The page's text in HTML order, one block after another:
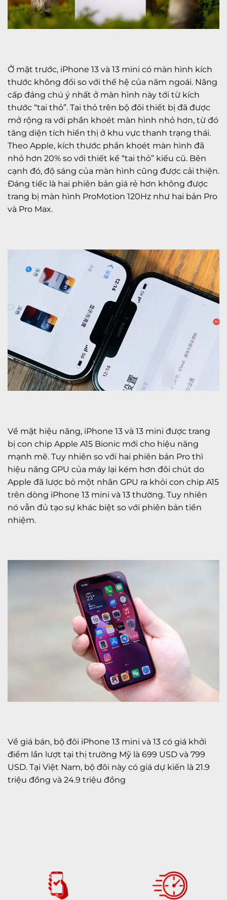
Ở mặt trước, iPhone 13 và 13 mini có màn hình kích
thước không đổi so với thế hệ của năm ngoái. Nâng
cấp đáng chú ý nhất ở màn hình này tới từ kích
thước “tai thỏ”. Tai thỏ trên bộ đôi thiết bị đã được
mở rộng ra với phần khoét màn hình nhỏ hơn, từ đó
tăng diện tích hiển thị ở khu vực thanh trạng thái.
Theo Apple, kích thước phần khoét màn hình đã
nhỏ hơn 20% so với thiết kế “tai thỏ” kiểu cũ. Bên
cạnh đó, độ sáng của màn hình cũng được cải thiện.
Đáng tiếc là hai phiên bản giá rẻ hơn không được
trang bị màn hình ProMotion 120Hz như hai bản Pro
và Pro Max.
Về mặt hiệu năng, iPhone 13 và 13 mini được trang
bị con chip Apple A15 Bionic mới cho hiệu năng
mạnh mẽ. Tuy nhiên so với hai phiên bản Pro thì
hiệu năng GPU của máy lại kém hơn đôi chút do
Apple đã lược bỏ một nhân GPU ra khỏi con chip A15
trên dòng iPhone 13 mini và 13 thường. Tuy nhiên
nó vẫn đủ tạo sự khác biệt so với phiên bản tiền
nhiệm.
Về giá bán, bộ đôi iPhone 13 mini và 13 có giá khởi
điểm lần lượt tại thị trường Mỹ là 699 USD và 799
USD. Tại Việt Nam, bộ đôi này có giá dự kiến là 21.9
triệu đồng và 24.9 triệu đồng